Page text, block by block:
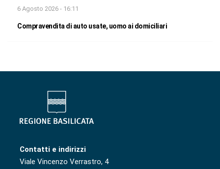
6 Agosto 2026 - 16:11
Compravendita di auto usate, uomo ai domiciliari
Contatti e indirizzi
Viale Vincenzo Verrastro, 4